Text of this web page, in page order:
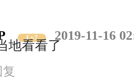
Lv7 2019-11-16
地看看了
复